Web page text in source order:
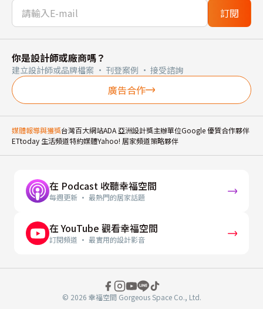
訂閱
你是設計師或廠商嗎？
建立設計師或品牌檔案 · 刊登案例 · 接受諮詢
廣告合作
媒體報導與獲獎台灣百大網站ADA 亞洲設計獎主辦單位Google 優質合作夥伴
ETtoday 生活頻道特約媒體Yahoo! 居家頻道策略夥伴
在 Podcast 收聽幸福空間
每週更新 · 最熱門的居家話題
在 YouTube 觀看幸福空間
訂閱頻道 · 最實用的設計影音
© 2026 幸福空間 Gorgeous Space Co., Ltd.